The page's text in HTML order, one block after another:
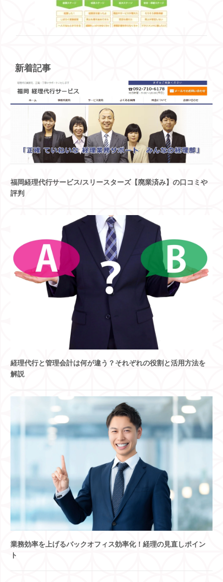
新着記事
福岡経理代行サービス/スリースターズ【廃業済み】の口コミや
評判
経理代行と管理会計は何が違う？それぞれの役割と活用方法を
解説
業務効率を上げるバックオフィス効率化！経理の見直しポイン
ト